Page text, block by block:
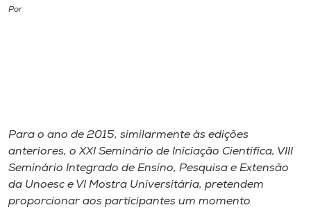
Rádio
Museu
Por
Para o ano de 2015, similarmente às edições
anteriores, o XXI Seminário de Iniciação Científica, VIII
Seminário Integrado de Ensino, Pesquisa e Extensão
da Unoesc e VI Mostra Universitária, pretendem
proporcionar aos participantes um momento